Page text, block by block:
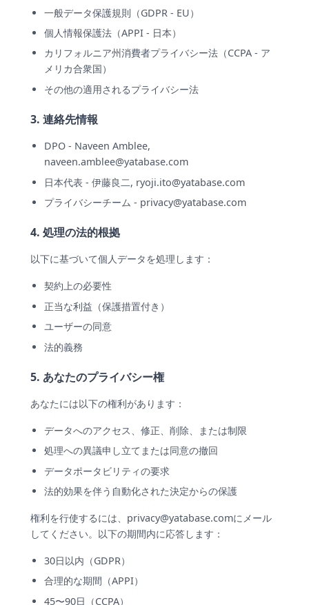
一般データ保護規則（GDPR - EU）
個人情報保護法（APPI - 日本）
カリフォルニア州消費者プライバシー法（CCPA - ア
メリカ合衆国）
その他の適用されるプライバシー法
3. 連絡先情報
DPO - Naveen Amblee,
naveen.amblee@yatabase.com
日本代表 - 伊藤良二, ryoji.ito@yatabase.com
プライバシーチーム - privacy@yatabase.com
4. 処理の法的根拠
以下に基づいて個人データを処理します：
契約上の必要性
正当な利益（保護措置付き）
ユーザーの同意
法的義務
5. あなたのプライバシー権
あなたには以下の権利があります：
データへのアクセス、修正、削除、または制限
処理への異議申し立てまたは同意の撤回
データポータビリティの要求
法的効果を伴う自動化された決定からの保護
権利を行使するには、 privacy@yatabase.comにメール
してください。以下の期間内に応答します：
30日以内（GDPR）
合理的な期間（APPI）
45〜90日（CCPA）